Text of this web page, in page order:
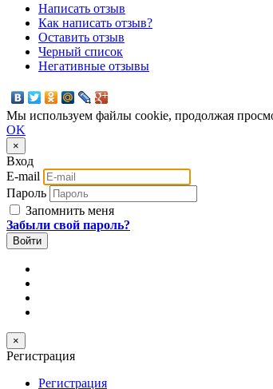
Написать отзыв
Как написать отзыв?
Оставить отзыв
Черный список
Негативные отзывы
Мы используем файлы cookie, продолжая
OK
×
Вход
E-mail
Пароль
Запомнить меня
Забыли свой пароль?
×
Регистрация
Регистрация